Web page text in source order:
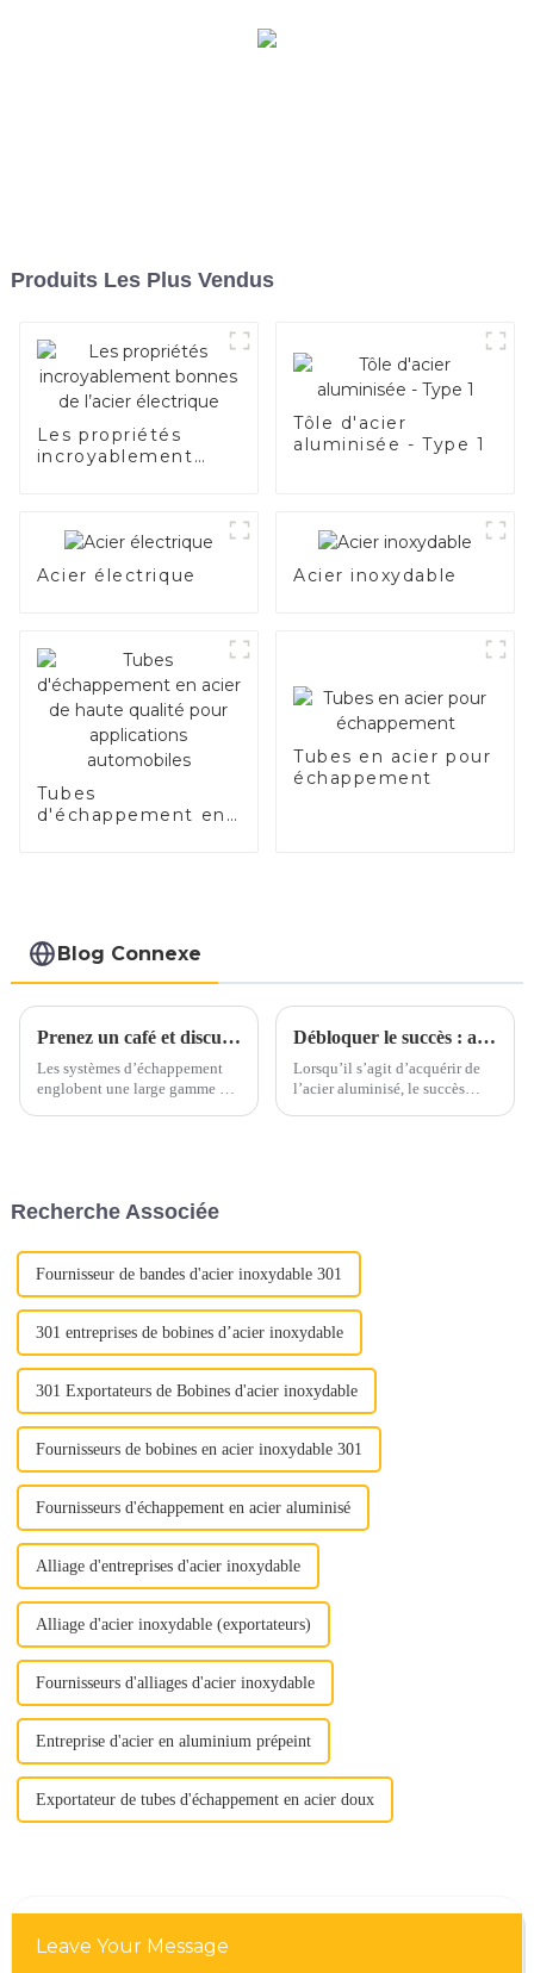
Produits Les Plus Vendus
Les propriétés
incroyablement
Tôle d'acier
aluminisée - Type 1
Acier électrique Acier inoxydable
Tubes
d'échappement en
Tubes en acier pour
échappement
Blog Connexe
Prenez un café et discutons des matériaux d'échappement autour d'une tasse
Les systèmes d’échappement
englobent une large gamme de
élevées, aux gaz corrosifs et
Débloquer le succès : aspects clés de l’achat d’acier aluminisé
Lorsqu’il s’agit d’acquérir de
l’acier aluminisé, le succès
Recherche Associée
Fournisseur de bandes d'acier inoxydable 301
301 entreprises de bobines d’acier inoxydable
301 Exportateurs de Bobines d'acier inoxydable
Fournisseurs de bobines en acier inoxydable 301
Fournisseurs d'échappement en acier aluminisé
Alliage d'entreprises d'acier inoxydable
Alliage d'acier inoxydable (exportateurs)
Fournisseurs d'alliages d'acier inoxydable
Entreprise d'acier en aluminium prépeint
Exportateur de tubes d'échappement en acier doux
Leave Your Message